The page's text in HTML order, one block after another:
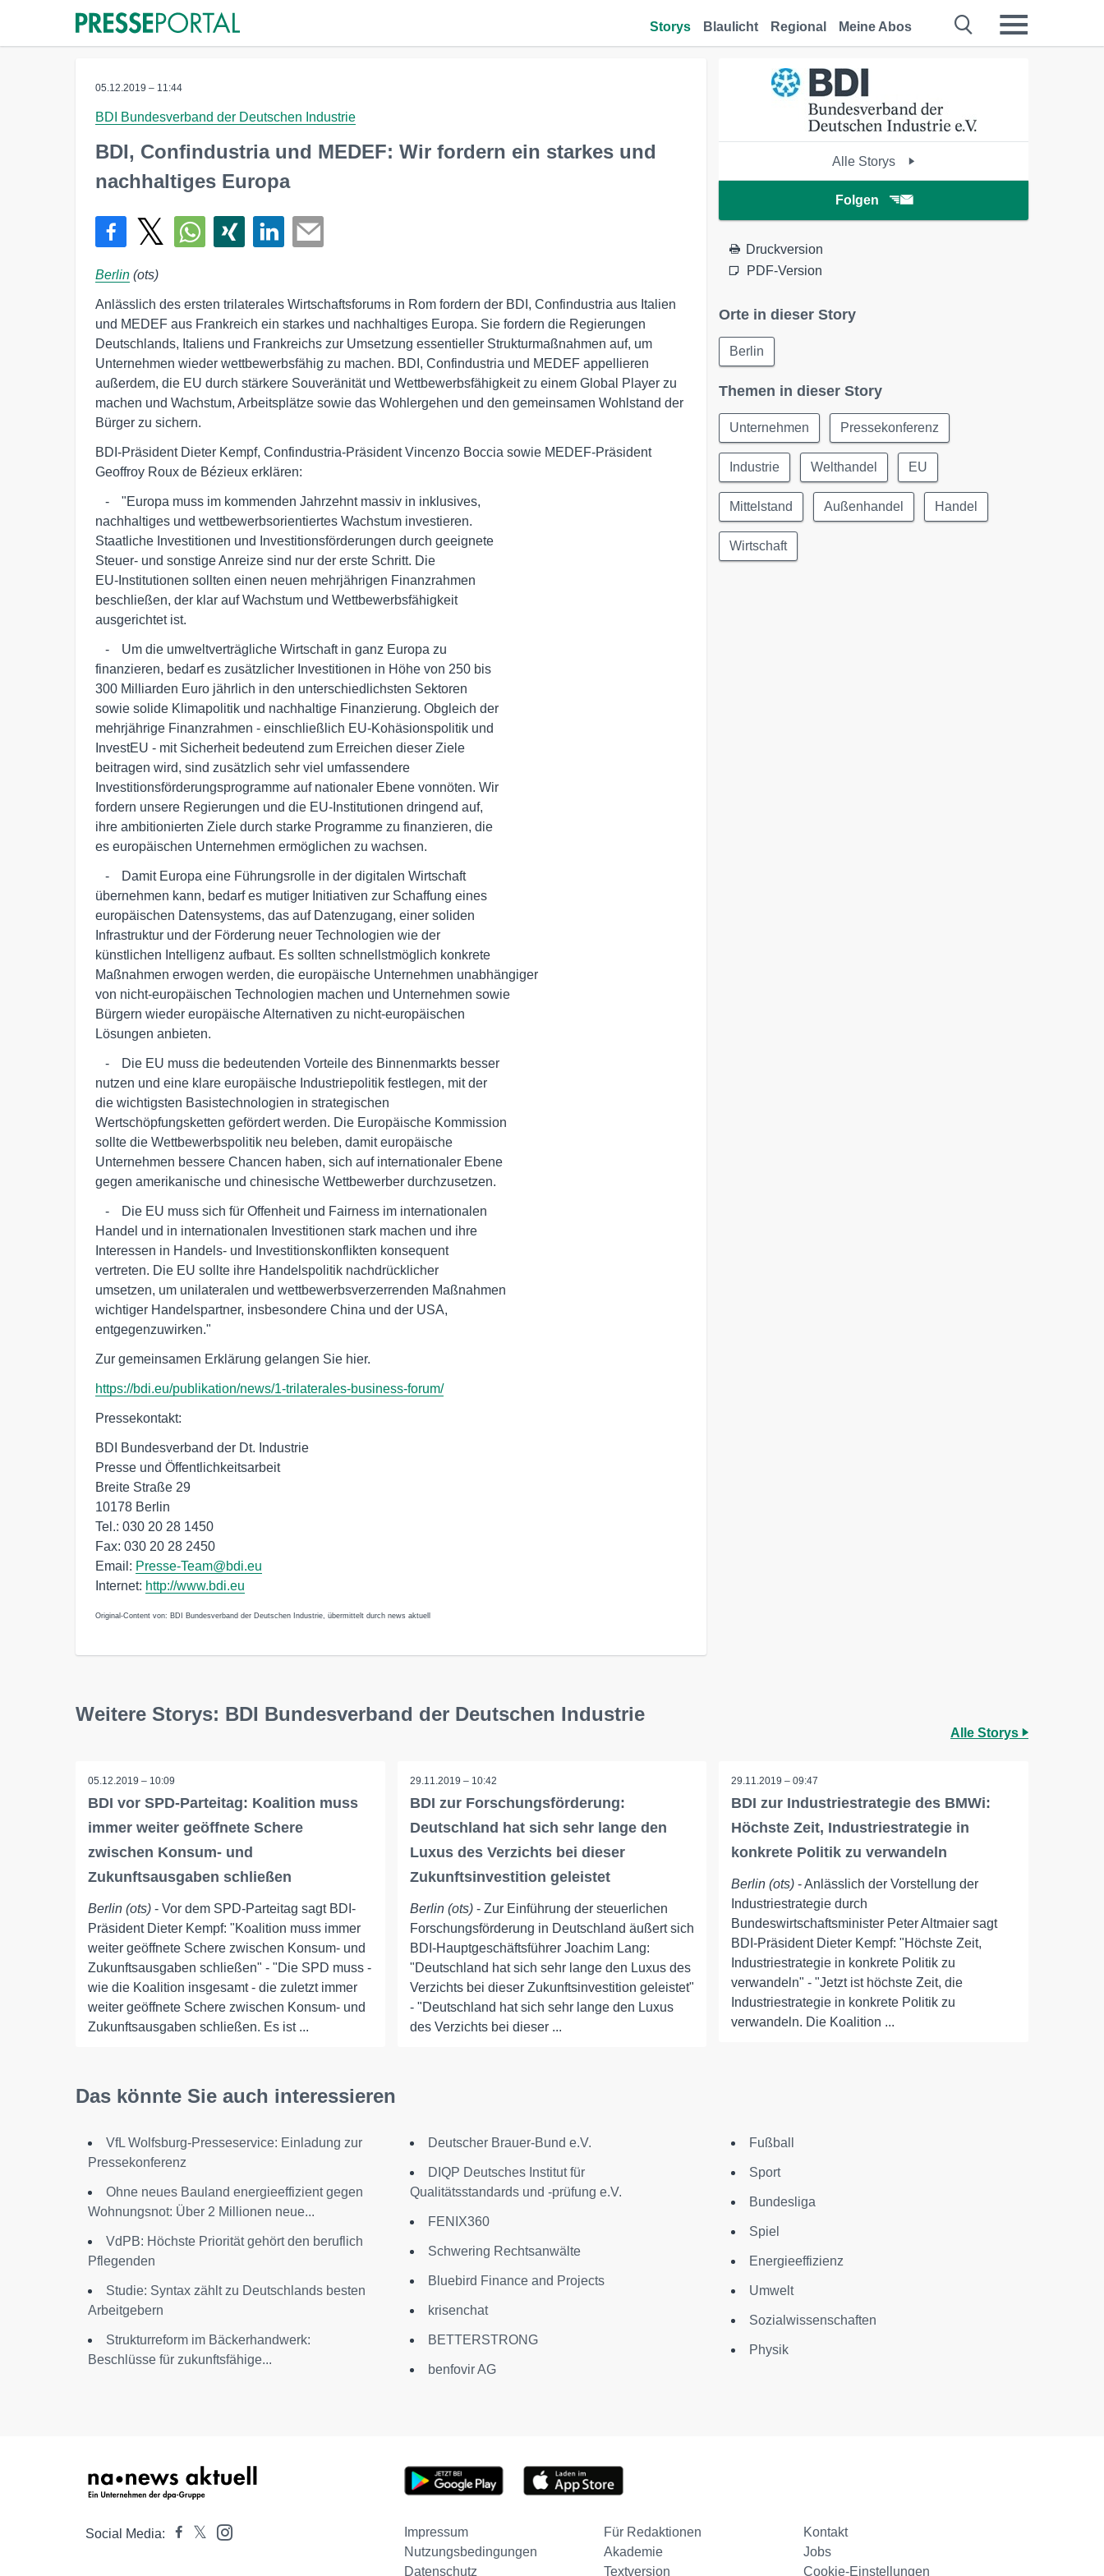
Storys Blaulicht Regional Meine Abos
05.12.2019 – 11:44
BDI Bundesverband der Deutschen Industrie
BDI, Confindustria und MEDEF: Wir fordern ein starkes und
nachhaltiges Europa
Berlin (ots)
Anlässlich des ersten trilaterales Wirtschaftsforums in Rom fordern der BDI, Confindustria aus Italien
und MEDEF aus Frankreich ein starkes und nachhaltiges Europa. Sie fordern die Regierungen
Deutschlands, Italiens und Frankreichs zur Umsetzung essentieller Strukturmaßnahmen auf, um
Unternehmen wieder wettbewerbsfähig zu machen. BDI, Confindustria und MEDEF appellieren
außerdem, die EU durch stärkere Souveränität und Wettbewerbsfähigkeit zu einem Global Player zu
machen und Wachstum, Arbeitsplätze sowie das Wohlergehen und den gemeinsamen Wohlstand der
Bürger zu sichern.
BDI-Präsident Dieter Kempf, Confindustria-Präsident Vincenzo Boccia sowie MEDEF-Präsident
Geoffroy Roux de Bézieux erklären:
nachhaltiges und wettbewerbsorientiertes Wachstum investieren.
Staatliche Investitionen und Investitionsförderungen durch geeignete
Steuer- und sonstige Anreize sind nur der erste Schritt. Die
EU-Institutionen sollten einen neuen mehrjährigen Finanzrahmen
beschließen, der klar auf Wachstum und Wettbewerbsfähigkeit
ausgerichtet ist.
finanzieren, bedarf es zusätzlicher Investitionen in Höhe von 250 bis
300 Milliarden Euro jährlich in den unterschiedlichsten Sektoren
sowie solide Klimapolitik und nachhaltige Finanzierung. Obgleich der
mehrjährige Finanzrahmen - einschließlich EU-Kohäsionspolitik und
InvestEU - mit Sicherheit bedeutend zum Erreichen dieser Ziele
beitragen wird, sind zusätzlich sehr viel umfassendere
Investitionsförderungsprogramme auf nationaler Ebene vonnöten. Wir
fordern unsere Regierungen und die EU-Institutionen dringend auf,
ihre ambitionierten Ziele durch starke Programme zu finanzieren, die
es europäischen Unternehmen ermöglichen zu wachsen.
übernehmen kann, bedarf es mutiger Initiativen zur Schaffung eines
europäischen Datensystems, das auf Datenzugang, einer soliden
Infrastruktur und der Förderung neuer Technologien wie der
künstlichen Intelligenz aufbaut. Es sollten schnellstmöglich konkrete
Maßnahmen erwogen werden, die europäische Unternehmen unabhängiger
von nicht-europäischen Technologien machen und Unternehmen sowie
Bürgern wieder europäische Alternativen zu nicht-europäischen
Lösungen anbieten.
nutzen und eine klare europäische Industriepolitik festlegen, mit der
die wichtigsten Basistechnologien in strategischen
Wertschöpfungsketten gefördert werden. Die Europäische Kommission
sollte die Wettbewerbspolitik neu beleben, damit europäische
Unternehmen bessere Chancen haben, sich auf internationaler Ebene
gegen amerikanische und chinesische Wettbewerber durchzusetzen.
Handel und in internationalen Investitionen stark machen und ihre
Interessen in Handels- und Investitionskonflikten konsequent
vertreten. Die EU sollte ihre Handelspolitik nachdrücklicher
umsetzen, um unilateralen und wettbewerbsverzerrenden Maßnahmen
wichtiger Handelspartner, insbesondere China und der USA,
entgegenzuwirken."
Zur gemeinsamen Erklärung gelangen Sie hier.
https://bdi.eu/publikation/news/1-trilaterales-business-forum/
Pressekontakt:
BDI Bundesverband der Dt. Industrie
Presse und Öffentlichkeitsarbeit
Breite Straße 29
10178 Berlin
Tel.: 030 20 28 1450
Fax: 030 20 28 2450
Email: Presse-Team@bdi.eu
Internet: http://www.bdi.eu
Original-Content von: BDI Bundesverband der Deutschen Industrie, übermittelt durch news aktuell
Alle Storys
Folgen
Druckversion
PDF-Version
Orte in dieser Story
Berlin
Themen in dieser Story
Unternehmen Pressekonferenz
Industrie Welthandel EU
Mittelstand Außenhandel Handel
Wirtschaft
Weitere Storys: BDI Bundesverband der Deutschen Industrie
Alle Storys
05.12.2019 – 10:09
BDI vor SPD-Parteitag: Koalition muss
immer weiter geöffnete Schere
zwischen Konsum- und
Zukunftsausgaben schließen
Berlin (ots) - Vor dem SPD-Parteitag sagt BDI-
Präsident Dieter Kempf: "Koalition muss immer
weiter geöffnete Schere zwischen Konsum- und
Zukunftsausgaben schließen" - "Die SPD muss -
wie die Koalition insgesamt - die zuletzt immer
weiter geöffnete Schere zwischen Konsum- und
Zukunftsausgaben schließen. Es ist ...
29.11.2019 – 10:42
BDI zur Forschungsförderung:
Deutschland hat sich sehr lange den
Luxus des Verzichts bei dieser
Zukunftsinvestition geleistet
Berlin (ots)- Zur Einführung der steuerlichen
Forschungsförderung in Deutschland äußert sich
BDI-Hauptgeschäftsführer Joachim Lang:
"Deutschland hat sich sehr lange den Luxus des
Verzichts bei dieser Zukunftsinvestition geleistet"
- "Deutschland hat sich sehr lange den Luxus
des Verzichts bei dieser ...
29.11.2019 – 09:47
BDI zur Industriestrategie des BMWi:
Höchste Zeit, Industriestrategie in
konkrete Politik zu verwandeln
Berlin (ots) - Anlässlich der Vorstellung der
Industriestrategie durch
Bundeswirtschaftsminister Peter Altmaier sagt
BDI-Präsident Dieter Kempf: "Höchste Zeit,
Industriestrategie in konkrete Politik zu
verwandeln" - "Jetzt ist höchste Zeit, die
Industriestrategie in konkrete Politik zu
verwandeln. Die Koalition ...
Das könnte Sie auch interessieren
VfL Wolfsburg-Presseservice: Einladung zur
Pressekonferenz
Ohne neues Bauland energieeffizient gegen
Wohnungsnot: Über 2 Millionen neue...
VdPB: Höchste Priorität gehört den beruflich
Pflegenden
Studie: Syntax zählt zu Deutschlands besten
Arbeitgebern
Strukturreform im Bäckerhandwerk:
Beschlüsse für zukunftsfähige...
Deutscher Brauer-Bund e.V.
DIQP Deutsches Institut für
Qualitätsstandards und -prüfung e.V.
FENIX360
Schwering Rechtsanwälte
Bluebird Finance and Projects
krisenchat
BETTERSTRONG
benfovir AG
Fußball
Sport
Bundesliga
Spiel
Energieeffizienz
Umwelt
Sozialwissenschaften
Physik
Social Media: Impressum Für Redaktionen
Kontakt
Nutzungsbedingungen
Akademie
Jobs
Datenschutz
Textversion Cookie-Einstellungen